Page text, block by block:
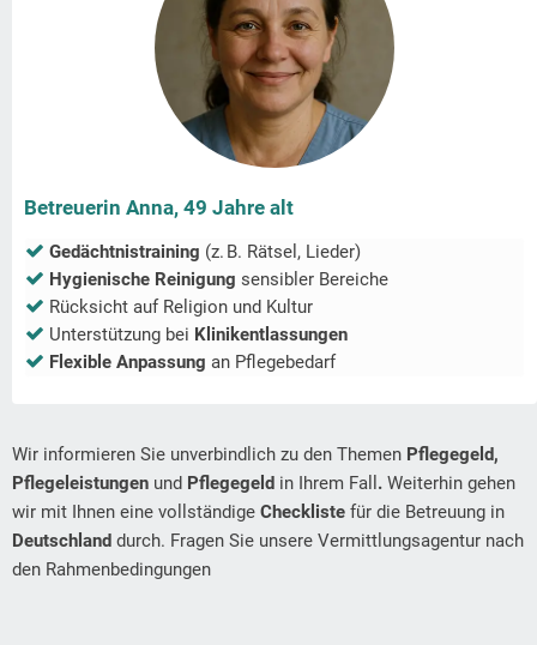
Betreuerin Anna, 49 Jahre alt
Gedächtnistraining (z. B. Rätsel, Lieder)
Hygienische Reinigung sensibler Bereiche
Rücksicht auf Religion und Kultur
Unterstützung bei Klinikentlassungen
Flexible Anpassung an Pflegebedarf
Wir informieren Sie unverbindlich zu den Themen Pflegegeld,
Pflegeleistungen und Pflegegeld in Ihrem Fall . Weiterhin gehen
wir mit Ihnen eine vollständige Checkliste für die Betreuung in
Deutschland durch. Fragen Sie unsere Vermittlungsagentur nach
den Rahmenbedingungen